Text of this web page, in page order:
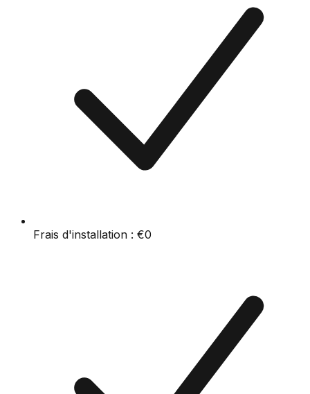
Frais d'installation : €0